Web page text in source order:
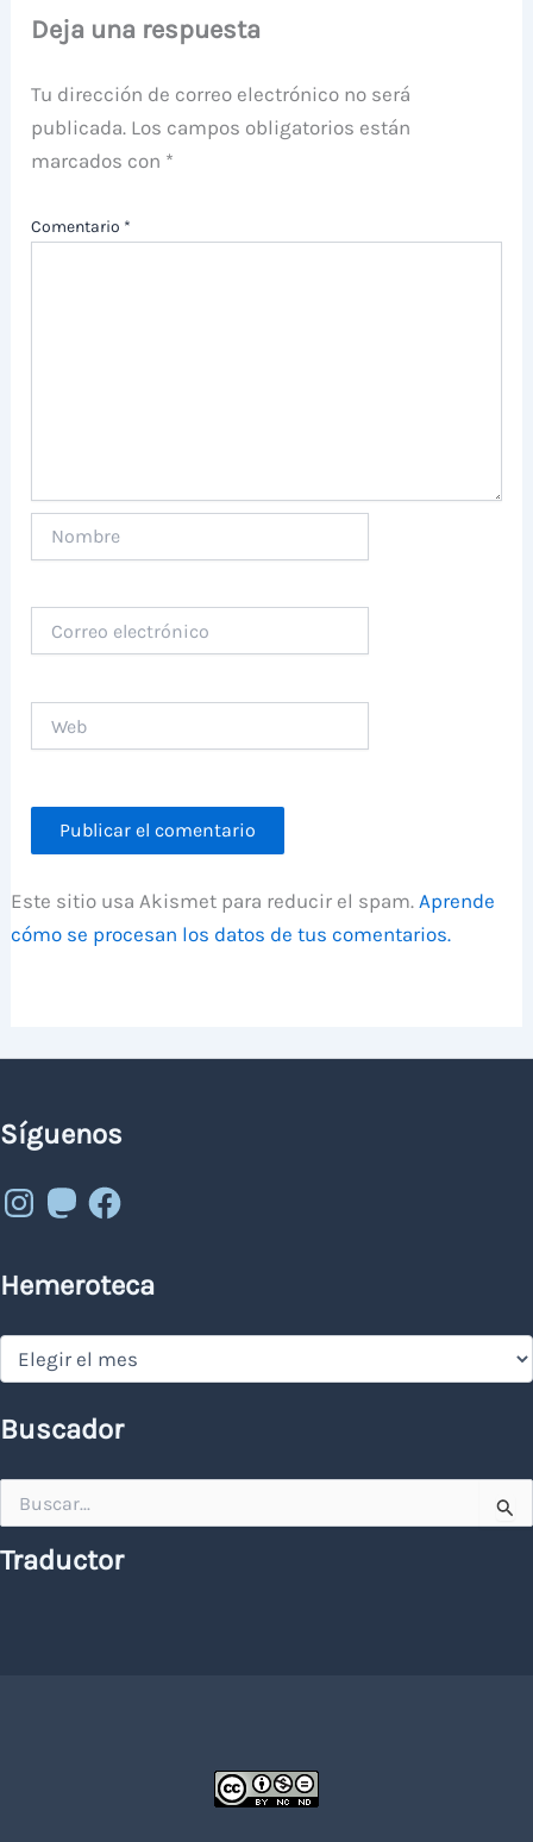
Deja una respuesta
Tu dirección de correo electrónico no será
publicada. Los campos obligatorios están
marcados con *
Comentario *
electrónico
Este sitio usa Akismet para reducir el spam.Aprende
cómo se procesan los datos de tus comentarios.
Síguenos
Instagram
MastodonFacebook
Hemeroteca
Hemeroteca
Buscador
por:
Traductor